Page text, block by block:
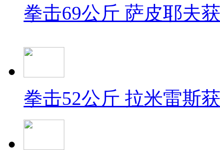
拳击69公斤 萨皮耶夫
拳击52公斤 拉米雷斯